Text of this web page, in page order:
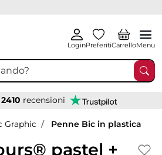
LoginPreferitiCarrelloMenu
2410 recensioni
Graphic Penne Bic in plastica
pastel +